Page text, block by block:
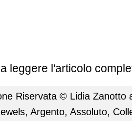
leggere l'articolo
Riservata © Lidia Zanotto
, Argento, Assoluto,